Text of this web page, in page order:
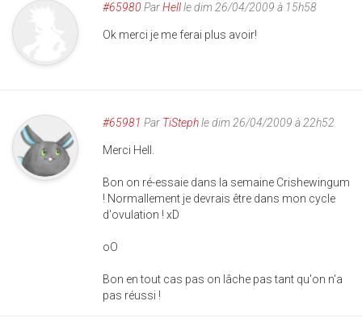
#65980 ParHellle dim 26/04/2009 à 15h58
Ok merci je me ferai plus avoir!
#65981 Par TiStephle dim 26/04/2009 à 22h52
Merci Hell.
Bon on ré-essaie dans la semaine Crishewingum
! Normallement je devrais être dans mon cycle
d'ovulation ! xD
oO
Bon en tout cas pas on lâche pas tant qu'on n'a
pas réussi !